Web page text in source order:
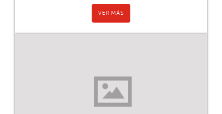
VER MÁS